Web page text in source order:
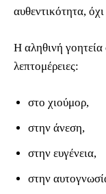
αυθεντικότητα,
Η αληθινή γοητεία
λεπτομέρειες:
στο χιούμορ,
στην άνεση,
στην ευγένεια,
στην